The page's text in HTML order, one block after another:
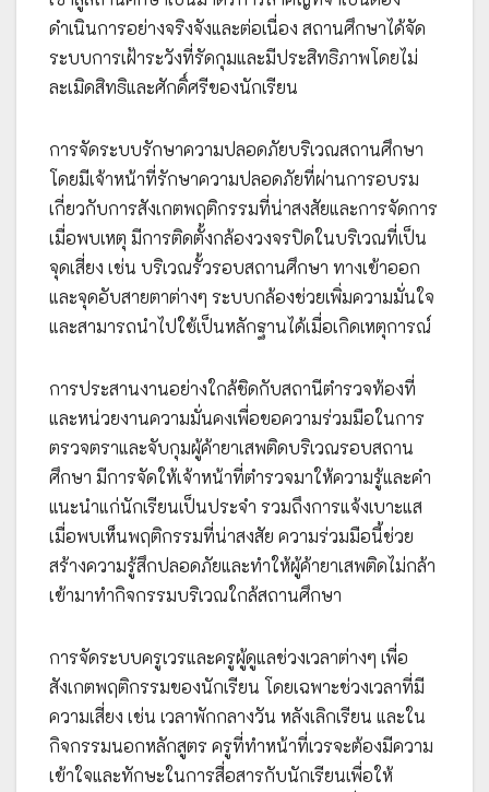
ดำเนินการอย่างจริงจังและต่อเนื่อง สถานศึกษาได้จัด
ระบบการเฝ้าระวังที่รัดกุมและมีประสิทธิภาพโดยไม่
ละเมิดสิทธิและศักดิ์ศรีของนักเรียน
การจัดระบบรักษาความปลอดภัยบริเวณสถานศึกษา
โดยมีเจ้าหน้าที่รักษาความปลอดภัยที่ผ่านการอบรม
เกี่ยวกับการสังเกตพฤติกรรมที่น่าสงสัยและการจัดการ
เมื่อพบเหตุ มีการติดตั้งกล้องวงจรปิดในบริเวณที่เป็น
จุดเสี่ยง เช่น บริเวณรั้วรอบสถานศึกษา ทางเข้าออก
และจุดอับสายตาต่างๆ ระบบกล้องช่วยเพิ่มความมั่นใจ
และสามารถนำไปใช้เป็นหลักฐานได้เมื่อเกิดเหตุการณ์
การประสานงานอย่างใกล้ชิดกับสถานีตำรวจท้องที่
และหน่วยงานความมั่นคงเพื่อขอความร่วมมือในการ
ตรวจตราและจับกุมผู้ค้ายาเสพติดบริเวณรอบสถาน
ศึกษา มีการจัดให้เจ้าหน้าที่ตำรวจมาให้ความรู้และคำ
แนะนำแก่นักเรียนเป็นประจำ รวมถึงการแจ้งเบาะแส
เมื่อพบเห็นพฤติกรรมที่น่าสงสัย ความร่วมมือนี้ช่วย
สร้างความรู้สึกปลอดภัยและทำให้ผู้ค้ายาเสพติดไม่กล้า
เข้ามาทำกิจกรรมบริเวณใกล้สถานศึกษา
การจัดระบบครูเวรและครูผู้ดูแลช่วงเวลาต่างๆ เพื่อ
สังเกตพฤติกรรมของนักเรียน โดยเฉพาะช่วงเวลาที่มี
ความเสี่ยง เช่น เวลาพักกลางวัน หลังเลิกเรียน และใน
กิจกรรมนอกหลักสูตร ครูที่ทำหน้าที่เวรจะต้องมีความ
เข้าใจและทักษะในการสื่อสารกับนักเรียนเพื่อให้